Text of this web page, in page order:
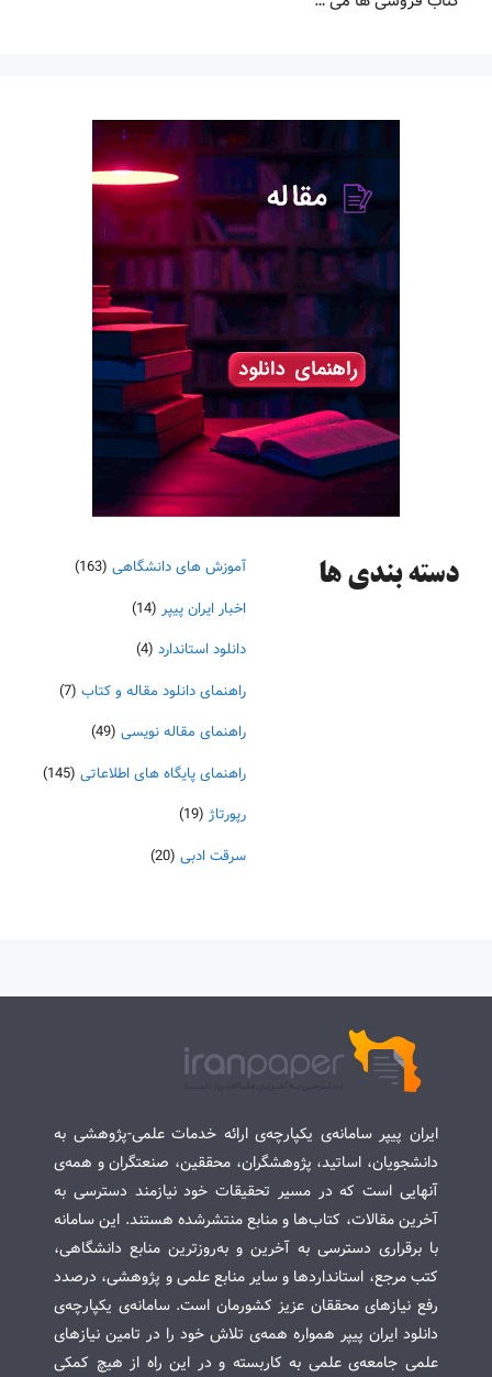
دسته‌ بندی ها آموزش های دانشگاهی (163)
اخبار ایران پیپر (14)
دانلود استاندارد (4)
راهنمای دانلود مقاله و کتاب (7)
راهنمای مقاله نویسی (49)
راهنمای پایگاه های اطلاعاتی (145)
رپورتاژ (19)
سرقت ادبی (20)
ایران پیپر سامانه‌ی یکپارچه‌ی ارائه خدمات علمی-پژوهشی به
دانشجویان، اساتید، پژوهشگران، محققین، صنعتگران و همه‌ی
آنهایی است که در مسیر تحقیقات خود نیازمند دسترسی به
آخرین مقالات، کتاب‌ها و منابع منتشرشده هستند. این سامانه
با برقراری دسترسی به آخرین و به‌روزترین منابع دانشگاهی،
کتب مرجع، استانداردها و سایر منابع علمی و پژوهشی، درصدد
رفع نیازهای محققان عزیز کشورمان است. سامانه‌ی یکپارچه‌ی
دانلود ایران پیپر همواره همه‌ی تلاش خود را در تامین نیازهای
علمی جامعه‌ی علمی به کاربسته و در این راه از هیچ کمکی